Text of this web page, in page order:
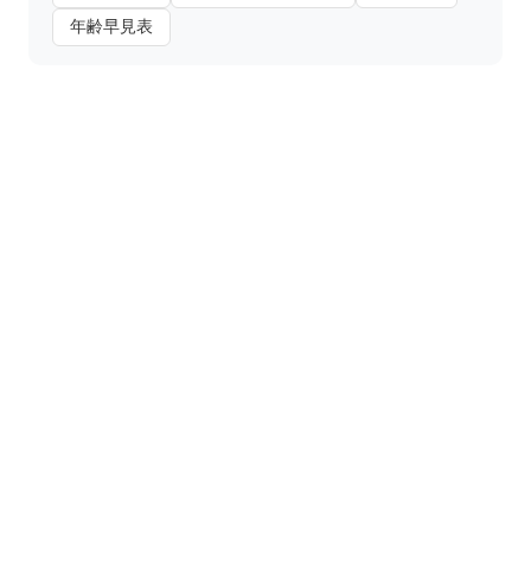
年齢早見表